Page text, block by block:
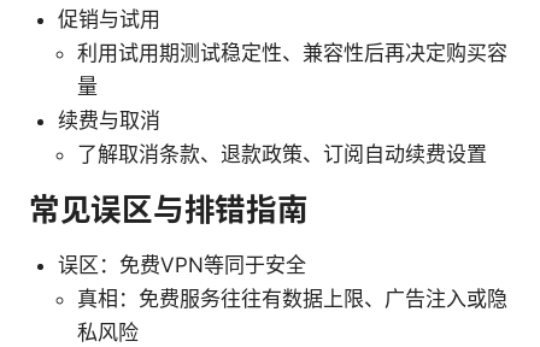
促销与试用
利用试用期测试稳定性、兼容性后再决定购买容
量
续费与取消
了解取消条款、退款政策、订阅自动续费设置
常见误区与排错指南
误区：免费VPN等同于安全
真相：免费服务往往有数据上限、广告注入或隐
私风险